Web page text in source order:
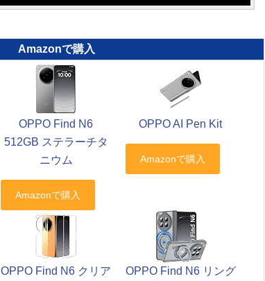
Amazonで購入
OPPO Find N6
512GB ステラーチタ
ニウム
OPPO AI Pen Kit
OPPO Find N6 クリア
OPPO Find N6 リング